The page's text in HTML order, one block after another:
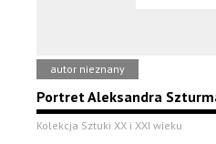
autor nieznany
Portret Aleksandra
Kolekcja Sztuki XX i XXI wieku